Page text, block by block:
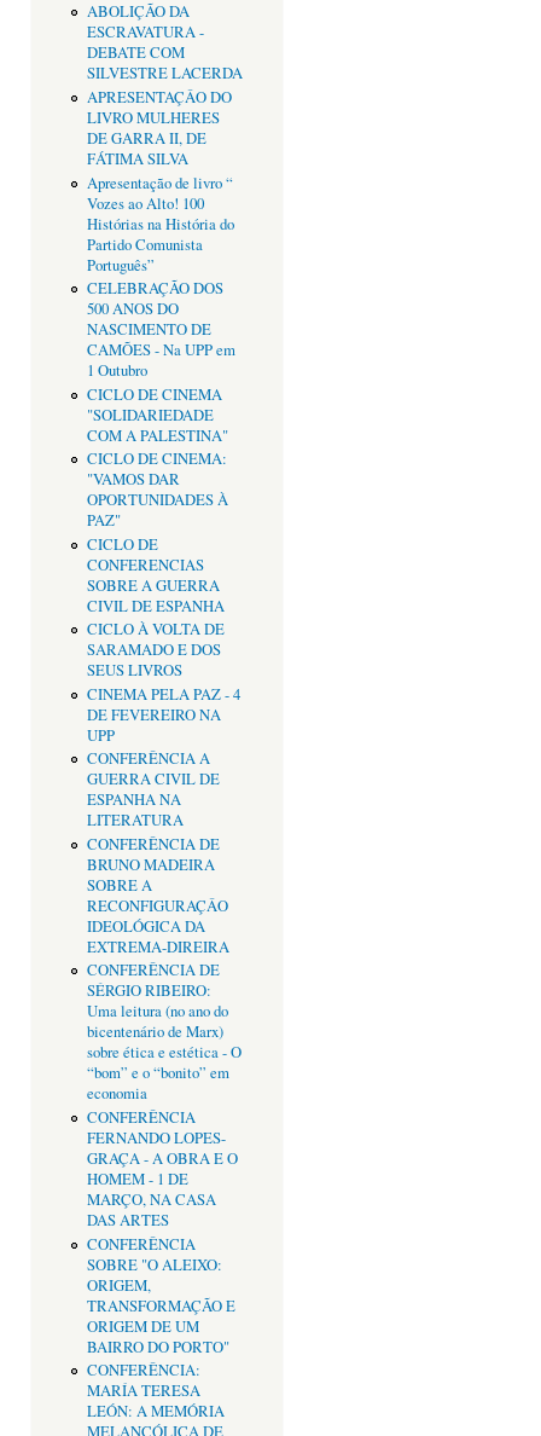
ABOLIÇÃO DA
ESCRAVATURA -
DEBATE COM
SILVESTRE LACERDA
APRESENTAÇÂO DO
LIVRO MULHERES
DE GARRA II, DE
FÁTIMA SILVA
Apresentação de livro “
Vozes ao Alto! 100
Histórias na História do
Partido Comunista
Português”
CELEBRAÇÃO DOS
500 ANOS DO
NASCIMENTO DE
CAMÕES - Na UPP em
1 Outubro
CICLO DE CINEMA
"SOLIDARIEDADE
COM A PALESTINA"
CICLO DE CINEMA:
"VAMOS DAR
OPORTUNIDADES À
PAZ"
CICLO DE
CONFERENCIAS
SOBRE A GUERRA
CIVIL DE ESPANHA
CICLO À VOLTA DE
SARAMADO E DOS
SEUS LIVROS
CINEMA PELA PAZ - 4
DE FEVEREIRO NA
UPP
CONFERÊNCIA A
GUERRA CIVIL DE
ESPANHA NA
LITERATURA
CONFERÊNCIA DE
BRUNO MADEIRA
SOBRE A
RECONFIGURAÇÂO
IDEOLÓGICA DA
EXTREMA-DIREIRA
CONFERÊNCIA DE
SÉRGIO RIBEIRO:
Uma leitura (no ano do
bicentenário de Marx)
sobre ética e estética - O
“bom” e o “bonito” em
economia
CONFERÊNCIA
FERNANDO LOPES-
GRAÇA - A OBRA E O
HOMEM - 1 DE
MARÇO, NA CASA
DAS ARTES
CONFERÊNCIA
SOBRE "O ALEIXO:
ORIGEM,
TRANSFORMAÇÃO E
ORIGEM DE UM
BAIRRO DO PORTO"
CONFERÊNCIA:
MARÍA TERESA
LEÓN: A MEMÓRIA
MELANCÓLICA DE